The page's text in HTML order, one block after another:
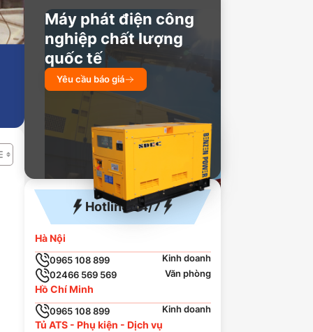
Máy phát điện công
nghiệp chất lượng
quốc tế
Yêu cầu báo giá
Hotline 24/7
Hà Nội
0965 108 899
Kinh doanh
02466 569 569
Văn phòng
Hồ Chí Minh
0965 108 899 Kinh doanh
Tủ ATS - Phụ kiện - Dịch vụ